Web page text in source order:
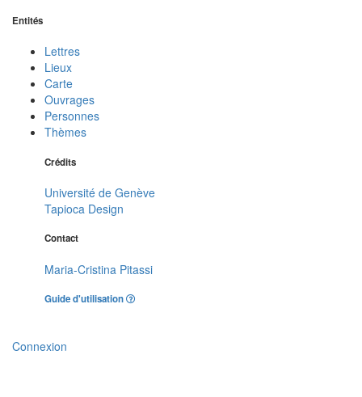
Entités
Lettres
Lieux
Carte
Ouvrages
Personnes
Thèmes
Crédits
Université de Genève
Tapioca Design
Contact
Maria-Cristina Pitassi
Guide d'utilisation
Connexion